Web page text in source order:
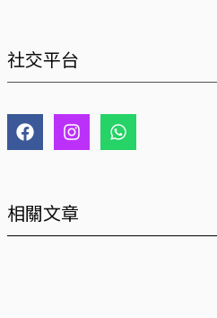
社交平台
F
a
c
o
o
I
n
s
g
r
W
h
a
p
相關文章